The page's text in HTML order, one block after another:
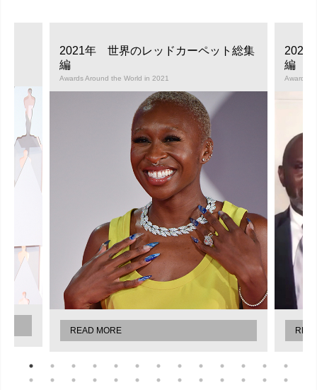
2021年 世界のレッドカーペット総集
編
Awards Around the World in 2021
READ MORE
2021
編
Awards